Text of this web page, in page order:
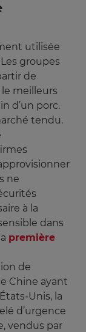
utilisée
groupes
de
meilleurs
d’un porc.
tendu.
ne
à la
dans
première
de
Chine ayant
Unis, la
d’urgence
vendus par